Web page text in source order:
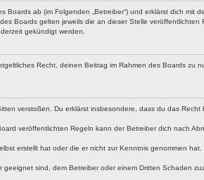
Boards ab (im Folgenden „Betreiber“) und erklärst dich mit
Boards gelten jeweils die an dieser Stelle veröffentlichten
gekündigt werden.
Recht, deinen Beitrag im Rahmen des Boards zu
verstoßen. Du erklärst insbesondere, dass du das
veröffentlichten Regeln kann der Betreiber dich nach
erstellt hat oder die er nicht zur Kenntnis genommen
sind, dem Betreiber oder einem Dritten Schaden